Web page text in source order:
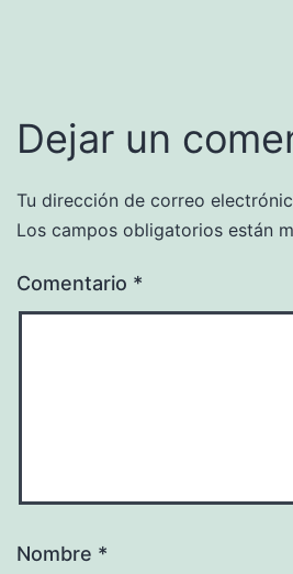
Dejar un
Tu dirección de correo
Los campos obligatorios están
Comentario *
Nombre *